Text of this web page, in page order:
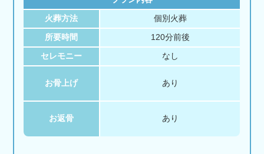
火葬方法 個別火葬
所要時間 120分前後
セレモニー なし
お骨上げ あり
お返骨 あり